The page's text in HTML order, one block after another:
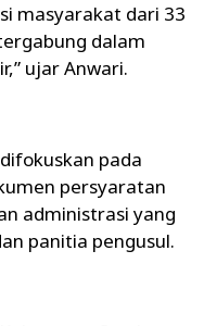
masyarakat dari 33
dalam
ujar Anwari.
pada
persyaratan
administrasi yang
panitia pengusul.